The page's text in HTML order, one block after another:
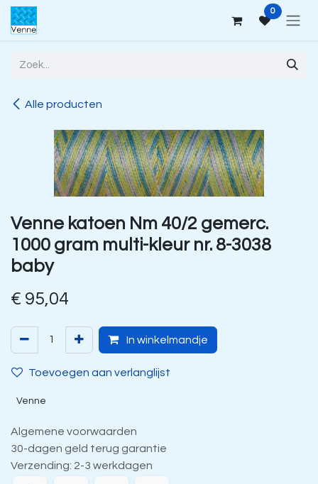
Overslaan naar inhoud 0
Alle producten
Venne katoen Nm 40/2 gemerc.
1000 gram multi-kleur nr. 8-3038
baby
€ 95,04
In winkelmandje
Toevoegen aan verlanglijst
Venne
Algemene voorwaarden
30-dagen geld terug garantie
Verzending: 2-3 werkdagen